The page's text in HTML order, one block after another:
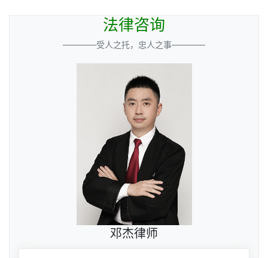
法律咨询
————受人之托，忠人之事————
邓杰律师